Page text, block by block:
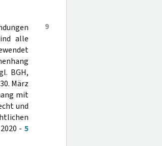
9
alle
BGH,
März
mit
und
- 5